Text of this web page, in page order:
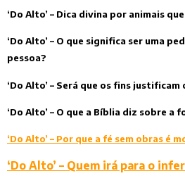
‘Do Alto’ – Dica divina por animais
‘Do Alto’ – O que significa ser uma
pessoa?
‘Do Alto’ – Será que os fins justificam
‘Do Alto’ – O que a Bíblia diz sobre a
‘Do Alto’ – Por que a fé sem obras é
‘Do Alto’ – Quem irá para o